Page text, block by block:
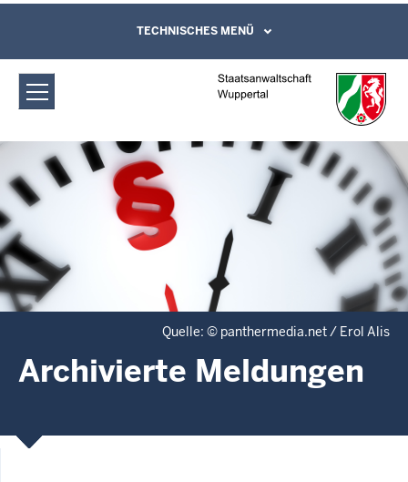
Staatsanwaltschaft Wuppertal:
Archivierte Meldungen
Direkt zum Inhalt
Leichte Sprache, Gebärdensprachenvideo
und Kontaktformular
TECHNISCHES MENÜ
Quelle: © panthermedia.net / Erol Alis
Archivierte Meldungen